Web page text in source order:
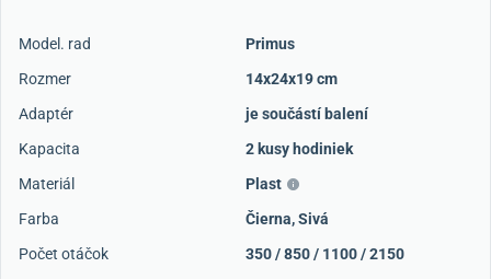
Model. rad
Primus
Rozmer
14x24x19 cm
Adaptér
je součástí balení
Kapacita
2 kusy hodiniek
Materiál
Plast
Farba
Čierna,Sivá
Počet otáčok
350 / 850 / 1100 / 2150